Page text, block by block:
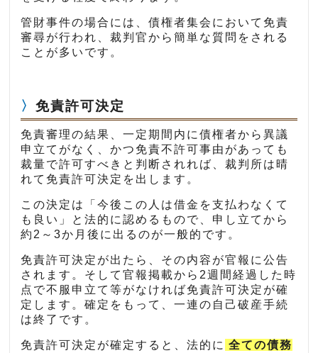
管財事件の場合には、債権者集会において免責
審尋が行われ、裁判官から簡単な質問をされる
ことが多いです。
免責許可決定
免責審理の結果、一定期間内に債権者から異議
申立てがなく、かつ免責不許可事由があっても
裁量で許可すべきと判断されれば、裁判所は晴
れて免責許可決定を出します。
この決定は「今後この人は借金を支払わなくて
も良い」と法的に認めるもので、申し立てから
約2～3か月後に出るのが一般的です。
免責許可決定が出たら、その内容が官報に公告
されます。そして官報掲載から2週間経過した時
点で不服申立て等がなければ免責許可決定が確
定します。確定をもって、一連の自己破産手続
は終了です。
免責許可決定が確定すると、法的に 全ての債務